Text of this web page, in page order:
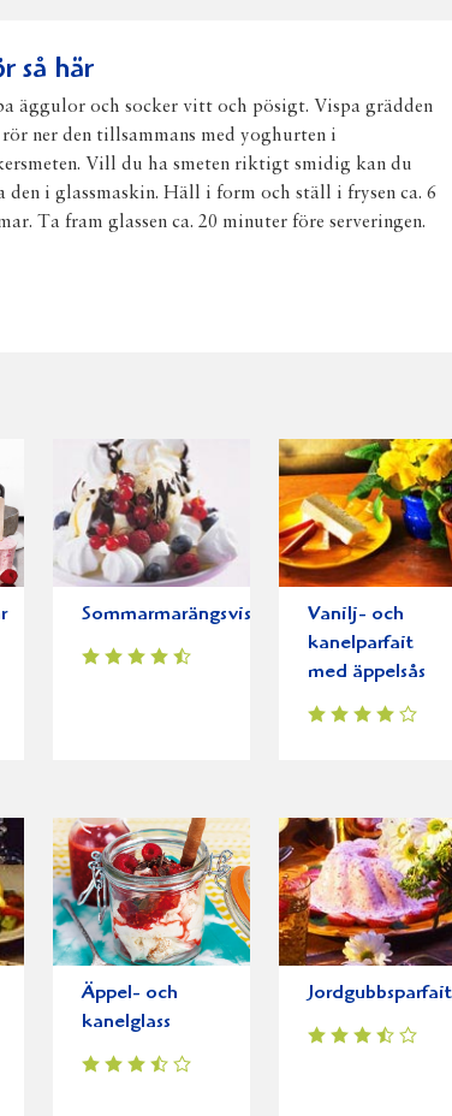
så här
äggulor och socker vitt och pösigt. Vispa grädden
ner den tillsammans med yoghurten i
Vill du ha smeten riktigt smidig kan du
den i glassmaskin. Häll i form och ställ i frysen ca. 6
Ta fram glassen ca. 20 minuter före serveringen.
Sommarmarängsviss
Vanilj- och
kanelparfait
med äppelsås
Äppel- och
kanelglass
Jordgubbsparfait